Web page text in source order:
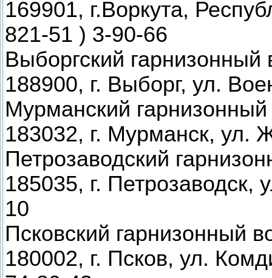
169901, г.Воркута,
821-51 ) 3-90-66
Выборгский гарнизонный
188900, г. Выборг, ул.
Мурманский
183032, г. Мурманск, ул.
Петрозаводский
185035, г. Петрозаводск,
10
Псковский гарнизонный
180002, г. Псков, ул.